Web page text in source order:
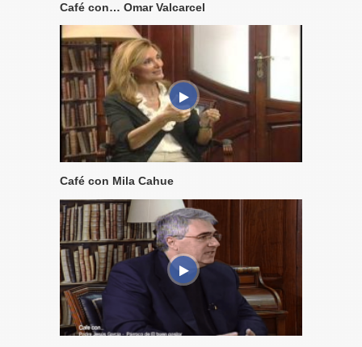
Café con… Omar Valcarcel
Café con Mila Cahue